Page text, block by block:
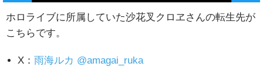
ホロライブに所属していた沙花叉クロヱさんの転生先が
こちらです。
X： 雨海ルカ @amagai_ruka